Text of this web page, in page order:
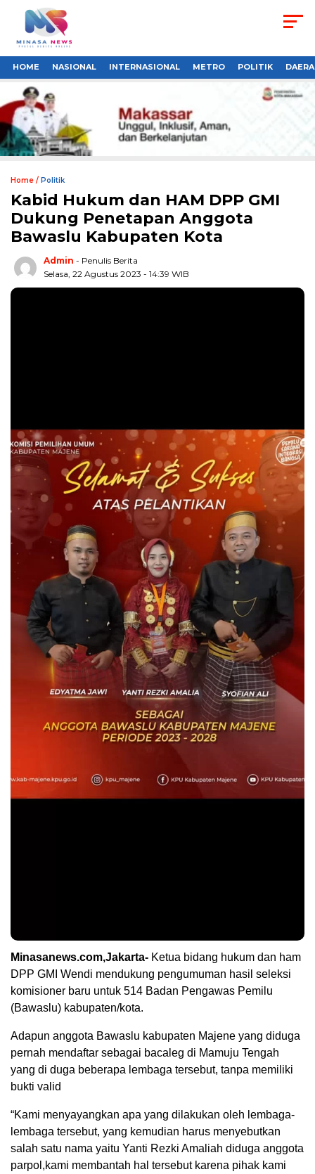
HOME NASIONAL INTERNASIONAL METRO POLITIK
Home / Politik
Kabid Hukum dan HAM DPP GMI
Dukung Penetapan Anggota
Bawaslu Kabupaten Kota
Admin - Penulis Berita
Selasa, 22 Agustus 2023 - 14:39 WIB
Minasanews.com,Jakarta- Ketua bidang hukum dan ham
DPP GMI Wendi mendukung pengumuman hasil seleksi
komisioner baru untuk 514 Badan Pengawas Pemilu
(Bawaslu) kabupaten/kota.
Adapun anggota Bawaslu kabupaten Majene yang diduga
pernah mendaftar sebagai bacaleg di Mamuju Tengah
yang di duga beberapa lembaga tersebut, tanpa memiliki
bukti valid
“Kami menyayangkan apa yang dilakukan oleh lembaga-
lembaga tersebut, yang kemudian harus menyebutkan
salah satu nama yaitu Yanti Rezki Amaliah diduga anggota
parpol,kami membantah hal tersebut karena pihak kami